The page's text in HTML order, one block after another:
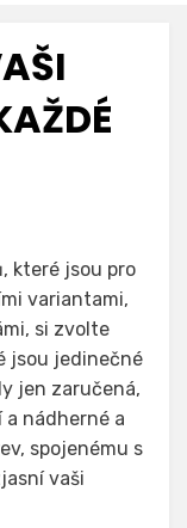
které jsou pro
variantami,
si zvolte
jsou jedinečné
jen zaručená,
nádherné a
spojenému s
vaši